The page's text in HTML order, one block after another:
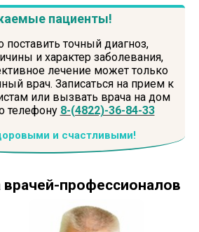
пациенты!
поставить точный диагноз,
и характер заболевания,
лечение может только
врач. Записаться на прием к
или вызвать врача на дом
телефону 8-(4822)-36-84-33
и счастливыми!
врачей-профессионалов